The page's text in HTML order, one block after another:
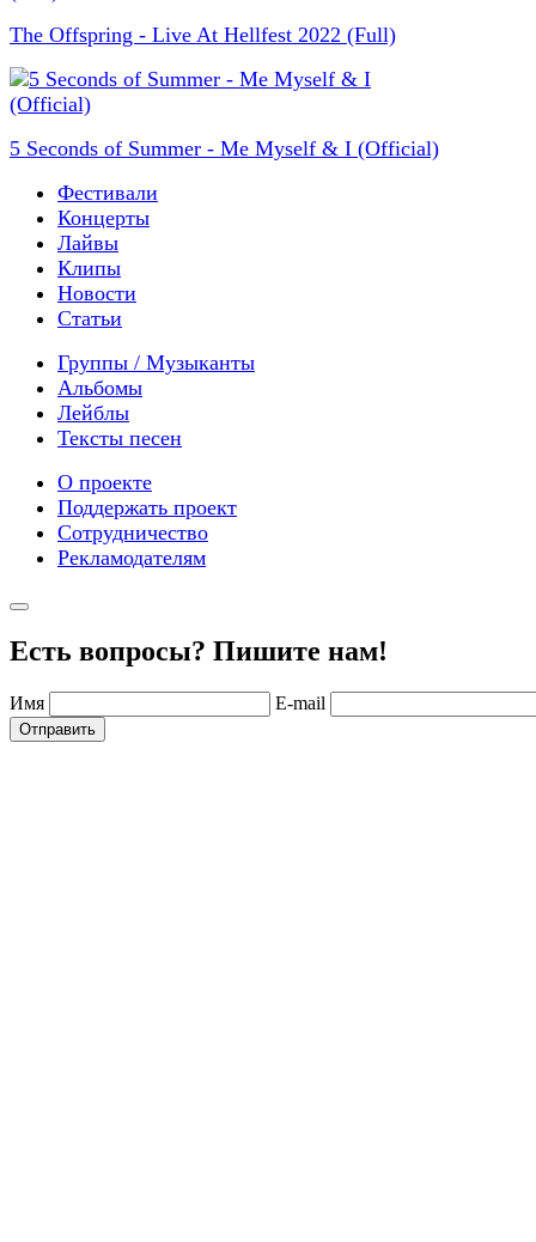
The Offspring - Live At Hellfest 2022 (Full)
5 Seconds of Summer - Me Myself & I (Official)
Фестивали
Концерты
Лайвы
Клипы
Новости
Статьи
Группы / Музыканты
Альбомы
Лейблы
Тексты песен
О проекте
Поддержать проект
Сотрудничество
Рекламодателям
Есть вопросы? Пишите нам!
Имя E-mail